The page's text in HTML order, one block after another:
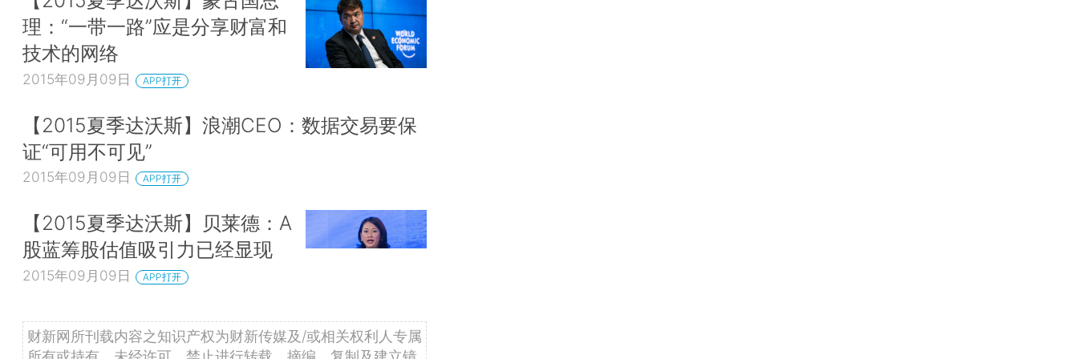
理：“一带一路”应是分享财富和
技术的网络
2015年09月09日 APP打开
【2015夏季达沃斯】浪潮CEO：数据交易要保
证“可用不可见”
2015年09月09日 APP打开
【2015夏季达沃斯】贝莱德：A
股蓝筹股估值吸引力已经显现
2015年09月09日 APP打开
财新网所刊载内容之知识产权为财新传媒及/或相关权利人专属